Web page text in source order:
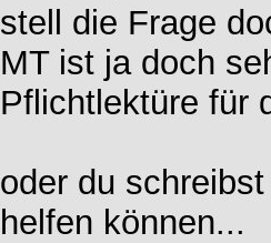
stell die Frage
MT ist ja doch
Pflichtlektüre für
oder du
helfen können...